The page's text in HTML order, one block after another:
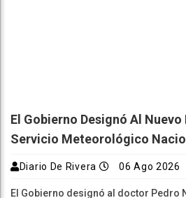
El Gobierno Designó Al
Servicio Meteorológico
Diario De Rivera 06 Ago 2026
El Gobierno designó al doctor Pedro